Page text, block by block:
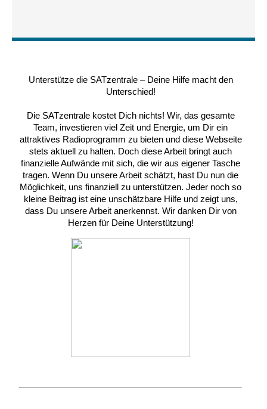
Unterstütze die SATzentrale – Deine Hilfe macht den
Unterschied!
Die SATzentrale kostet Dich nichts! Wir, das gesamte
Team, investieren viel Zeit und Energie, um Dir ein
attraktives Radioprogramm zu bieten und diese Webseite
stets aktuell zu halten. Doch diese Arbeit bringt auch
finanzielle Aufwände mit sich, die wir aus eigener Tasche
tragen. Wenn Du unsere Arbeit schätzt, hast Du nun die
Möglichkeit, uns finanziell zu unterstützen. Jeder noch so
kleine Beitrag ist eine unschätzbare Hilfe und zeigt uns,
dass Du unsere Arbeit anerkennst. Wir danken Dir von
Herzen für Deine Unterstützung!